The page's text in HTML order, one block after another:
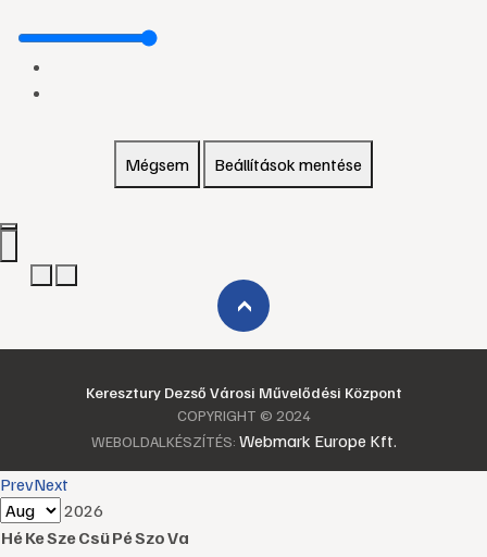
Mégsem Beállítások mentése
›
Keresztury Dezső Városi Művelődési Központ
COPYRIGHT © 2024
WEBOLDALKÉSZÍTÉS: Webmark Europe Kft.
PrevNext
2026
HéKeSzeCsüPéSzoVa